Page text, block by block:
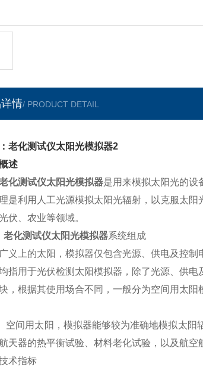
情/ PRODUCT DETAIL
老化测试仪太阳光模拟器2
述
化测试仪太阳光模拟器是用来模拟太阳光的设
是利用人工光源模拟太阳光辐射，以克服太
伏、农业等领域。
老化测试仪太阳光模拟器系统组成
义上的太阳，模拟器仅包含光源、供电及控
指用于光伏检测太阳模拟器，除了光源、供
，根据其使用场合不同，一般分为空间用太阳
间用太阳，模拟器能够较为准确地模拟太阳
天器的热平衡试验、材料老化试验，以及航空
术指标